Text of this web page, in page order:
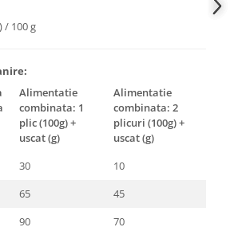
/ 100 g
Alimentatie
combinata: 1
plic (100g) +
uscat (g)
Alimentatie
combinata: 2
plicuri (100g) +
uscat (g)
30
10
65
45
90 70